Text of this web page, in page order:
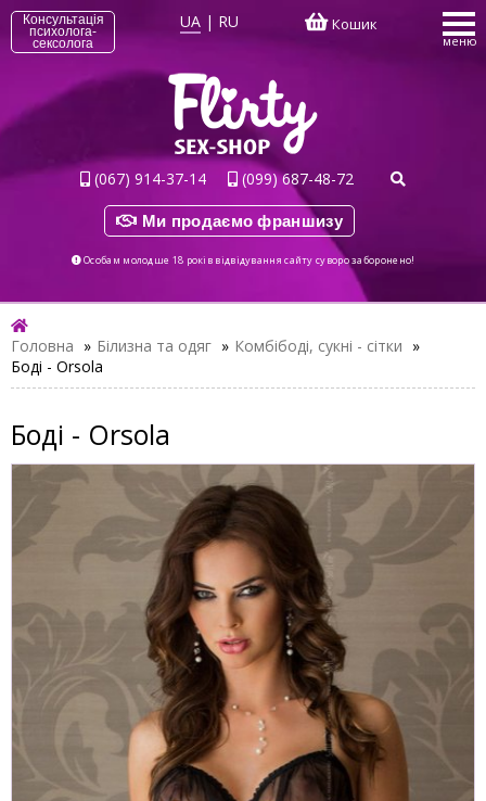
Консультація
психолога-
сексолога
UA | RU Кошик
меню
(067) 914-37-14 (099) 687-48-72
Ми продаємо франшизу
Особам молодше 18 років відвідування сайту суворо заборонено!
Головна » Білизна та одяг » Комбібоді, сукні - сітки »
Боді - Orsola
Боді - Orsola